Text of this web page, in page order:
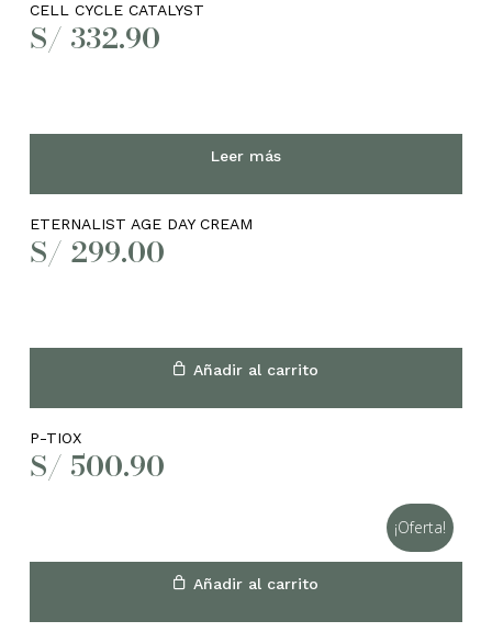
CELL CYCLE CATALYST
S/ 332.90
Leer más
ETERNALIST AGE DAY CREAM
S/ 299.00
Añadir al carrito
P-TIOX
S/ 500.90
¡Oferta!
Añadir al carrito